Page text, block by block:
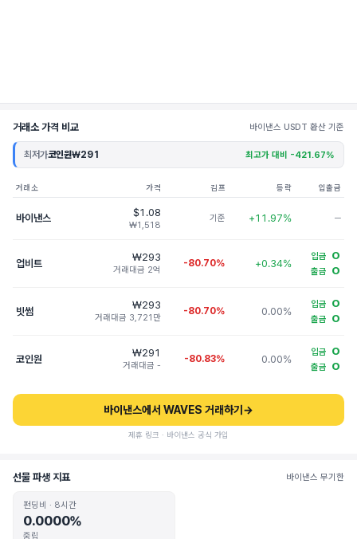
거래소 가격 비교 바이낸스 USDT 환산 기준
최저가코인원₩291 최고가 대비 -421.67%
거래소 가격 김프 등락 입출금
바이낸스 $1.08
₩1,518
기준 +11.97% ─
업비트
₩293
거래대금 2억
-80.70% +0.34%
입금 O
출금 O
빗썸
₩293
거래대금 3,721만
-80.70% 0.00%
입금 O
출금 O
코인원
₩291
거래대금 -
-80.83% 0.00%
입금 O
출금 O
바이낸스에서 WAVES 거래하기 →
제휴 링크 · 바이낸스 공식 가입
선물 파생 지표 바이낸스 무기한
펀딩비 · 8시간
0.0000%
중립